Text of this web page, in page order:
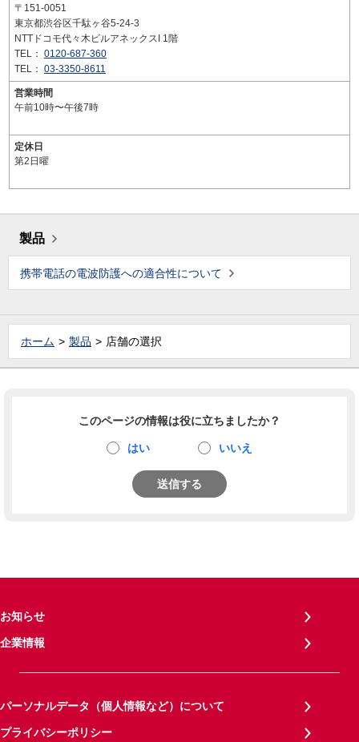
〒151-0051
東京都渋谷区千駄ヶ谷5-24-3
NTTドコモ代々木ビルアネックスI 1階
TEL： 0120-687-360
TEL： 03-3350-8611
営業時間
午前10時〜午後7時
定休日
第2日曜
製品
携帯電話の電波防護への適合性について
ホーム 製品 店舗の選択
このページの情報は役に立ちましたか？
はい いいえ
送信する
お知らせ
企業情報
パーソナルデータ（個人情報など）について
プライバシーポリシー